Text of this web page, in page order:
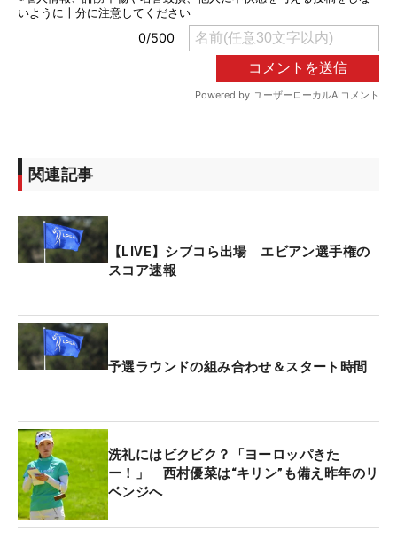
関連記事
【LIVE】シブコら出場 エビアン選手権の
スコア速報
予選ラウンドの組み合わせ＆スタート時間
洗礼にはビクビク？「ヨーロッパきた
ー！」 西村優菜は“キリン”も備え昨年のリ
ベンジへ